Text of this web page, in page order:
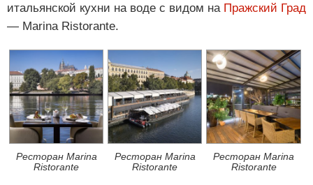
итальянской кухни на воде с видом на Пражский Град
— Marina Ristorante.
Ресторан Marina
Ristorante
Ресторан Marina
Ristorante
Ресторан Marina
Ristorante